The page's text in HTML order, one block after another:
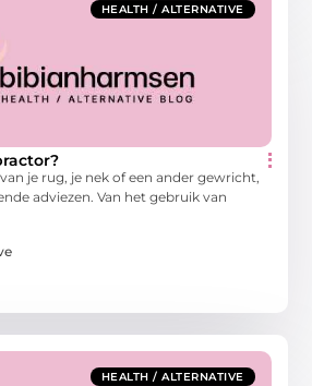
HEALTH / ALTERNATIVE
je rug, je nek of een ander gewricht,
adviezen. Van het gebruik van
HEALTH / ALTERNATIVE